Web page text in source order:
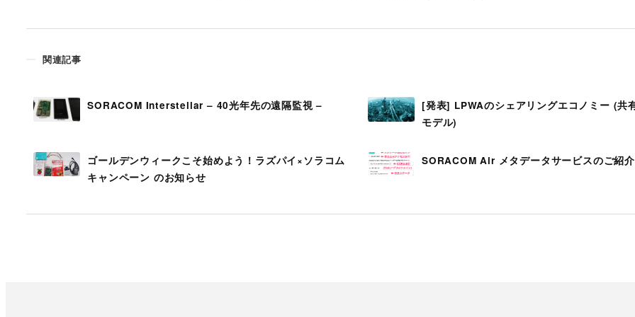
関連記事
SORACOM Interstellar – 40光年先の遠隔監視 –
[発表] LPWAのシェアリングエコノミー (共
モデル)
ゴールデンウィークこそ始めよう！ラズパイ×ソラコム
キャンペーン のお知らせ
SORACOM Air メタデータサービスのご紹介